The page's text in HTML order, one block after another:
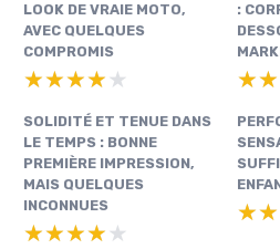
LOOK DE VRAIE MOTO,
AVEC QUELQUES
COMPROMIS
★★★★★
★★★★★
:
SOLIDITÉ ET TENUE DANS
LE TEMPS : BONNE
PREMIÈRE IMPRESSION,
MAIS QUELQUES
INCONNUES
★★★★★
★★★★★